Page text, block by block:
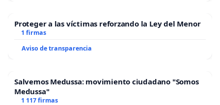
Proteger a las víctimas reforzando la Ley del Menor
1 firmas
Aviso de transparencia
Salvemos Medussa: movimiento ciudadano "Somos
Medussa"
1 117 firmas